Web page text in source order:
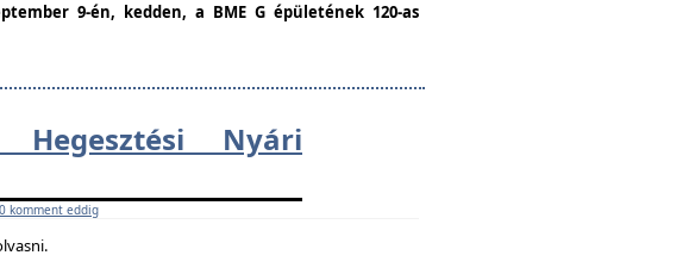
9-én, kedden, a BME G épületének 120-as
Nyári
0 komment eddig